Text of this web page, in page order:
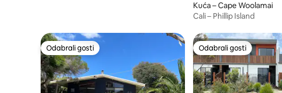
Kuća – Cape Woolamai
Cali – Phillip Island
Odabrali gosti
Odabrali gosti Odabrali gosti
Odabrali gosti